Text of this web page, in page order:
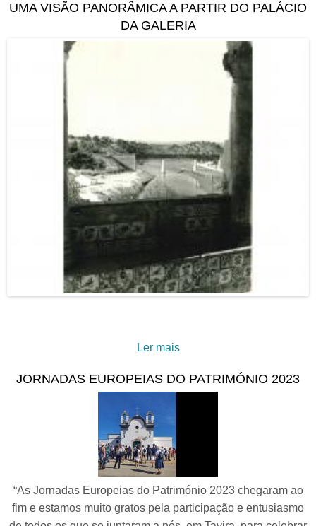
UMA VISÃO PANORÂMICA A PARTIR DO PALÁCIO
DA GALERIA
Ler mais
Palácio da Galeria
JORNADAS EUROPEIAS DO PATRIMÓNIO 2023
“As Jornadas Europeias do Património 2023 chegaram ao
fim e estamos muito gratos pela participação e entusiasmo